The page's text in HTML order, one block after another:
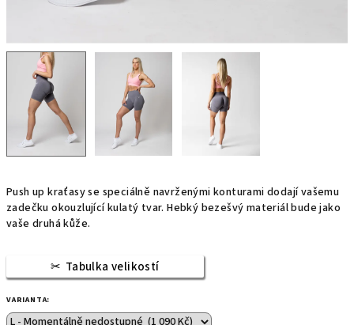
Push up kraťasy se speciálně navrženými konturami dodají vašemu
zadečku okouzlující kulatý tvar. Hebký bezešvý materiál bude jako
vaše druhá kůže.
Tabulka velikostí
VARIANTA: